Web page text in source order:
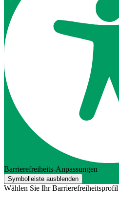
Barrierefreiheits-Anpassungen
Symbolleiste ausblenden
Wählen Sie Ihr Barrierefreiheitsprofil